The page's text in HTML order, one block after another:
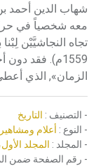
شهاب الدين أحمد
معه شخصياً في
الزمان», الذي
- التصنيف : التاريخ
- النوع : أعلام ومشاهير
- المجلد : المجلد الأول، طبعة
- رقم الصفحة ضمن